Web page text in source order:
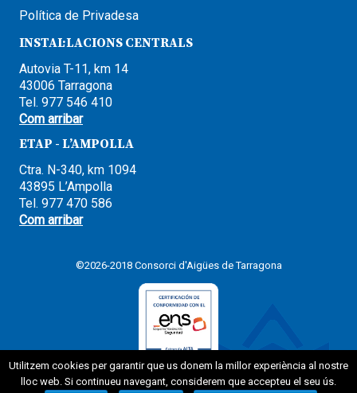
Política de Privadesa
INSTAL·LACIONS CENTRALS
Autovia T-11, km 14
43006 Tarragona
Tel. 977 546 410
Com arribar
ETAP - L’AMPOLLA
Ctra. N-340, km 1094
43895 L’Ampolla
Tel. 977 470 586
Com arribar
©2026-2018 Consorci d'Aigües de Tarragona
Utilitzem cookies per garantir que us donem la millor experiència al nostre
lloc web. Si continueu navegant, considerem que accepteu el seu ús.